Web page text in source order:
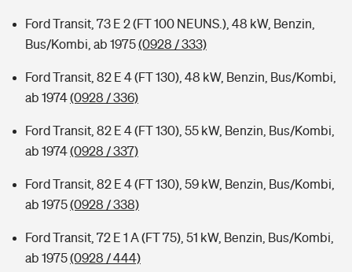
Ford Transit, 73 E 2 (FT 100 NEUNS.), 48 kW, Benzin,
Bus/Kombi, ab 1975(0928 / 333)
Ford Transit, 82 E 4 (FT 130), 48 kW, Benzin, Bus/Kombi,
ab 1974(0928 / 336)
Ford Transit, 82 E 4 (FT 130), 55 kW, Benzin, Bus/Kombi,
ab 1974(0928 / 337)
Ford Transit, 82 E 4 (FT 130), 59 kW, Benzin, Bus/Kombi,
ab 1975(0928 / 338)
Ford Transit, 72 E 1 A (FT 75), 51 kW, Benzin, Bus/Kombi,
ab 1975(0928 / 444)